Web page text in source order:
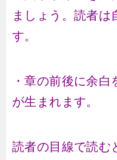
ましょう。読者は
す。
・章の前後に余
が生まれます。
読者の目線で読む